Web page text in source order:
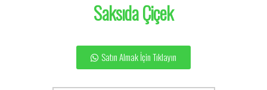
Saksıda Çiçek
Satın Almak İçin Tıklayın